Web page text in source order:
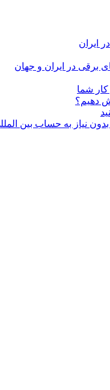
ایران
برقی در ایران و جهان
کار شما
دهیم؟
بدون نیاز به حساب بین